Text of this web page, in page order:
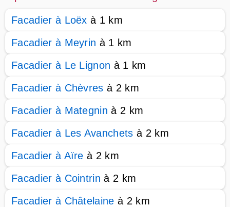
Facadier à Loëx à 1 km
Facadier à Meyrin à 1 km
Facadier à Le Lignon à 1 km
Facadier à Chèvres à 2 km
Facadier à Mategnin à 2 km
Facadier à Les Avanchets à 2 km
Facadier à Aïre à 2 km
Facadier à Cointrin à 2 km
Facadier à Châtelaine à 2 km